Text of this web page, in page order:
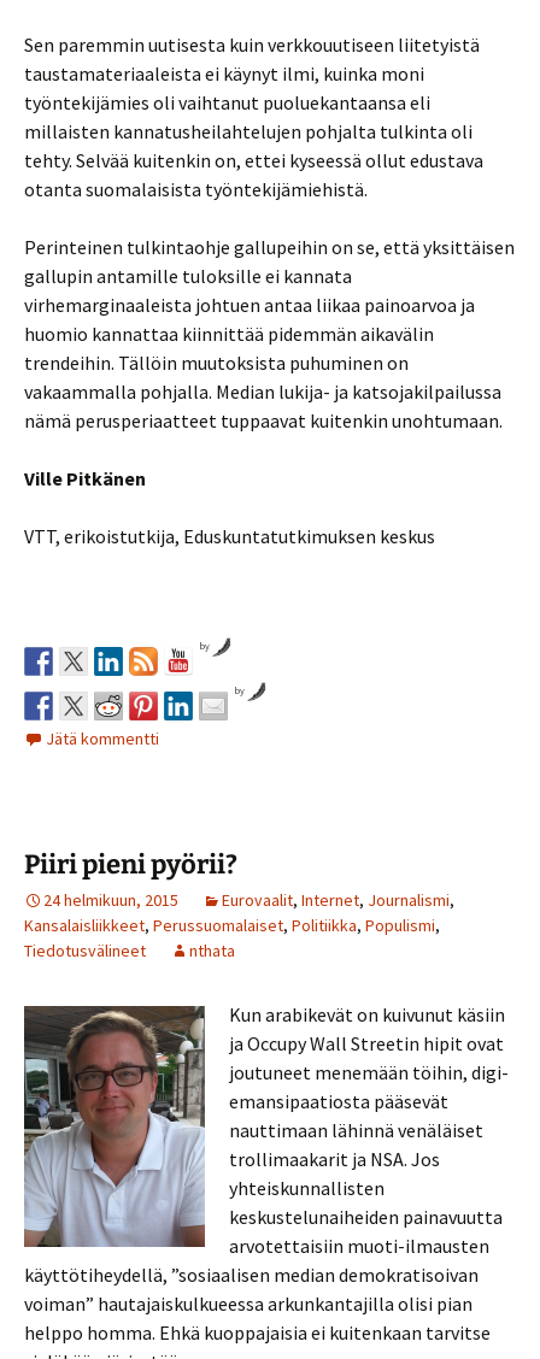
Sen paremmin uutisesta kuin verkkouutiseen liitetyistä
taustamateriaaleista ei käynyt ilmi, kuinka moni
työntekijämies oli vaihtanut puoluekantaansa eli
millaisten kannatusheilahtelujen pohjalta tulkinta oli
tehty. Selvää kuitenkin on, ettei kyseessä ollut edustava
otanta suomalaisista työntekijämiehistä.
Perinteinen tulkintaohje gallupeihin on se, että yksittäisen
gallupin antamille tuloksille ei kannata
virhemarginaaleista johtuen antaa liikaa painoarvoa ja
huomio kannattaa kiinnittää pidemmän aikavälin
trendeihin. Tällöin muutoksista puhuminen on
vakaammalla pohjalla. Median lukija- ja katsojakilpailussa
nämä perusperiaatteet tuppaavat kuitenkin unohtumaan.
Ville Pitkänen
VTT, erikoistutkija, Eduskuntatutkimuksen keskus
by
by
Jätä kommentti
Piiri pieni pyörii?
24 helmikuun, 2015 Eurovaalit, Internet, Journalismi,
Kansalaisliikkeet, Perussuomalaiset, Politiikka, Populismi,
Tiedotusvälineet
nthata
Kun arabikevät on kuivunut käsiin
ja Occupy Wall Streetin hipit ovat
joutuneet menemään töihin, digi-
emansipaatiosta pääsevät
nauttimaan lähinnä venäläiset
trollimaakarit ja NSA. Jos
yhteiskunnallisten
keskustelunaiheiden painavuutta
arvotettaisiin muoti-ilmausten
käyttötiheydellä, ”sosiaalisen median demokratisoivan
voiman” hautajaiskulkueessa arkunkantajilla olisi pian
helppo homma. Ehkä kuoppajaisia ei kuitenkaan tarvitse